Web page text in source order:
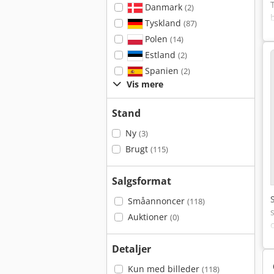
Danmark (2)
Tyskland (87)
Polen (14)
Estland (2)
Spanien (2)
Vis mere
Stand
Ny (3)
Brugt (115)
Salgsformat
Småannoncer (118)
Auktioner (0)
Detaljer
Kun med billeder (118)